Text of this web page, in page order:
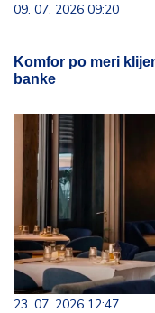
09. 07. 2026 09:20
Komfor po meri
banke
23. 07. 2026 12:47